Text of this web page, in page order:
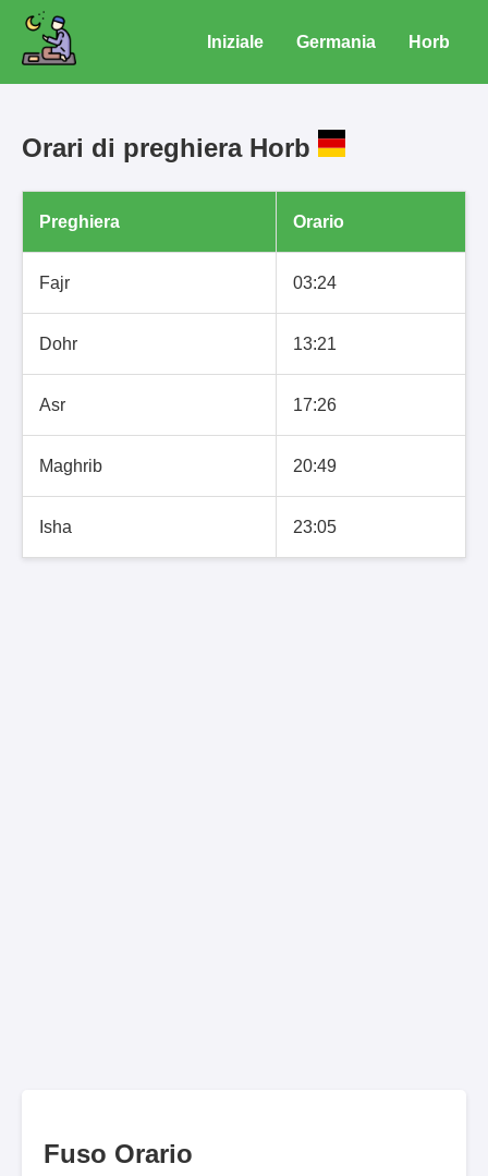
Iniziale Germania Horb
Orari di preghiera Horb
Preghiera Orario
Fajr 03:24
Dohr 13:21
Asr 17:26
Maghrib 20:49
Isha 23:05
Fuso Orario